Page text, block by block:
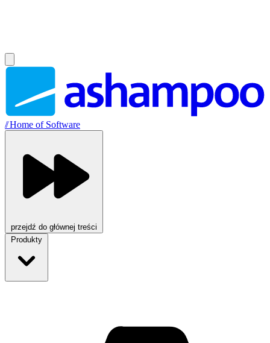
//Home of Software
przejdź do głównej treści
Produkty